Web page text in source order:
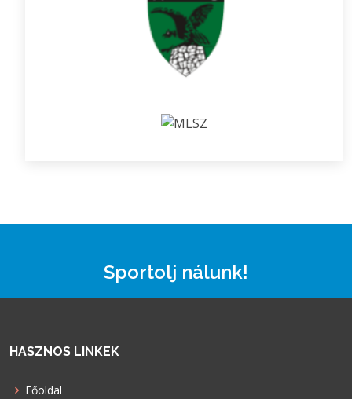
Sportolj nálunk!
HASZNOS LINKEK
Főoldal